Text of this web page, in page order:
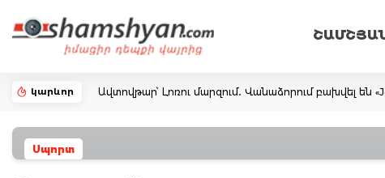
կարևոր Ավտովթար՝ Լոռու մարզում․ Վանաձորում բախվել են
Սպորտ